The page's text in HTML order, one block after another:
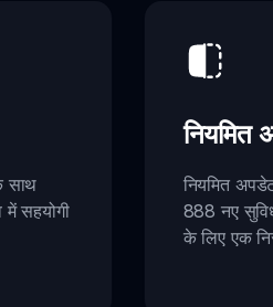
साथ
सहयोगी
नियमित
नियमित
888 नए
के लिए एक